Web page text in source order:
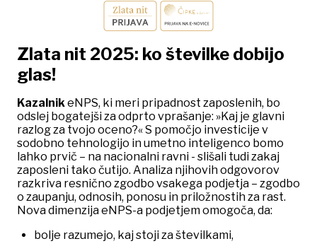
Zlata nit 2025: ko številke dobijo
glas!
Kazalnik eNPS, ki meri pripadnost zaposlenih, bo
odslej bogatejši za odprto vprašanje: »Kaj je glavni
razlog za tvojo oceno?« S pomočjo investicije v
sodobno tehnologijo in umetno inteligenco bomo
lahko prvič – na nacionalni ravni - slišali tudi zakaj
zaposleni tako čutijo. Analiza njihovih odgovorov
razkriva resnično zgodbo vsakega podjetja – zgodbo
o zaupanju, odnosih, ponosu in priložnostih za rast.
Nova dimenzija eNPS-a podjetjem omogoča, da:
bolje razumejo, kaj stoji za številkami,